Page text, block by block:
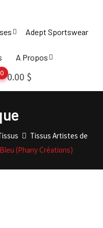
Adept Sportswear
A Propos
0.00 $
0
Tissus Artistes de
(Phany Créations)